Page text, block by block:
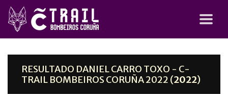
RESULTADO DANIEL CARRO TOXO - C-
TRAIL BOMBEIROS CORUÑA 2022 (2022)